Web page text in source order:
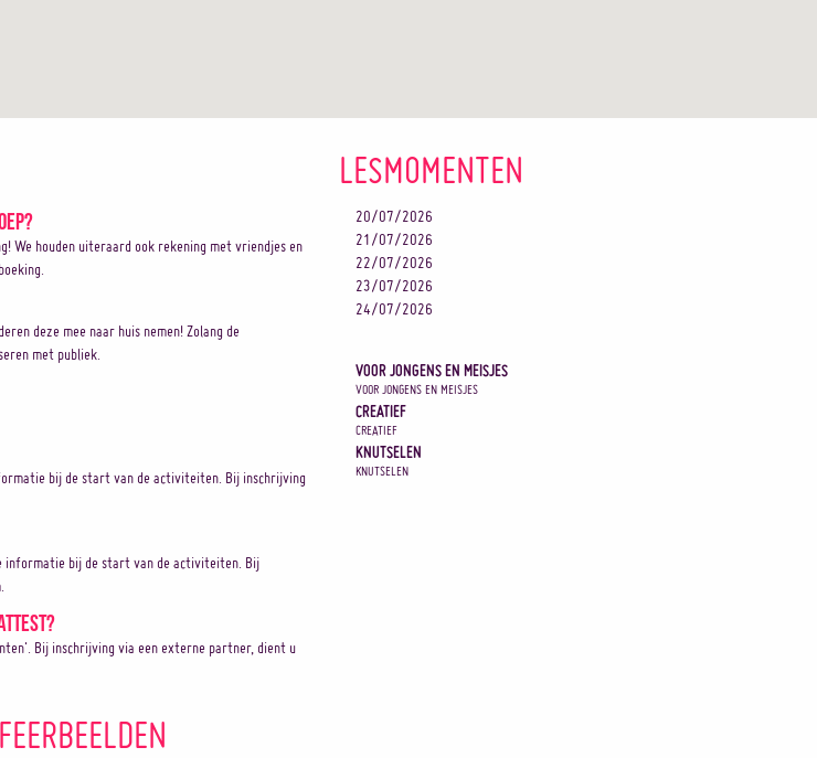
We houden uiteraard ook rekening met vriendjes en
deze mee naar huis nemen! Zolang de
met publiek.
bij de start van de activiteiten. Bij inschrijving
informatie bij de start van de activiteiten. Bij
Bij inschrijving via een externe partner, dient u
LESMOMENTEN
20/07/2026
21/07/2026
22/07/2026
23/07/2026
24/07/2026
VOOR JONGENS EN MEISJES
VOOR JONGENS EN MEISJES
CREATIEF
CREATIEF
KNUTSELEN
KNUTSELEN